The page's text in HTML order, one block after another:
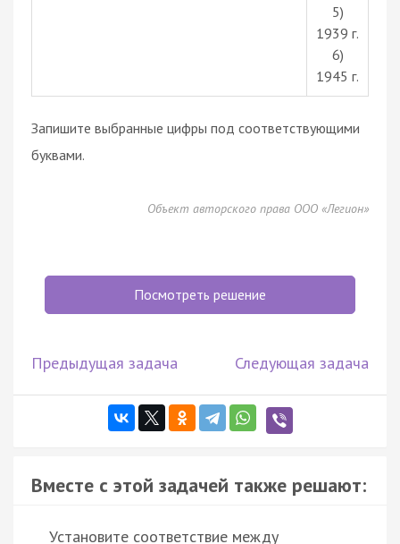
5)
1939 г.
6)
1945 г.
Запишите выбранные цифры под соответствующими
буквами.
Объект авторского права ООО «Легион»
Посмотреть решение
Предыдущая задача Следующая задача
Вместе с этой задачей также решают:
Установите соответствие между